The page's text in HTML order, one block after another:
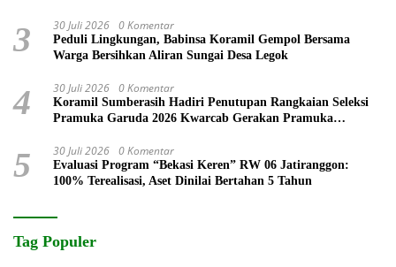
3 30 Juli 2026 0 Komentar
Peduli Lingkungan, Babinsa Koramil Gempol Bersama
Warga Bersihkan Aliran Sungai Desa Legok
4 30 Juli 2026 0 Komentar
Koramil Sumberasih Hadiri Penutupan Rangkaian Seleksi
Pramuka Garuda 2026 Kwarcab Gerakan Pramuka
5 30 Juli 2026 0 Komentar
Evaluasi Program “Bekasi Keren” RW 06 Jatiranggon:
100% Terealisasi, Aset Dinilai Bertahan 5 Tahun
Tag Populer